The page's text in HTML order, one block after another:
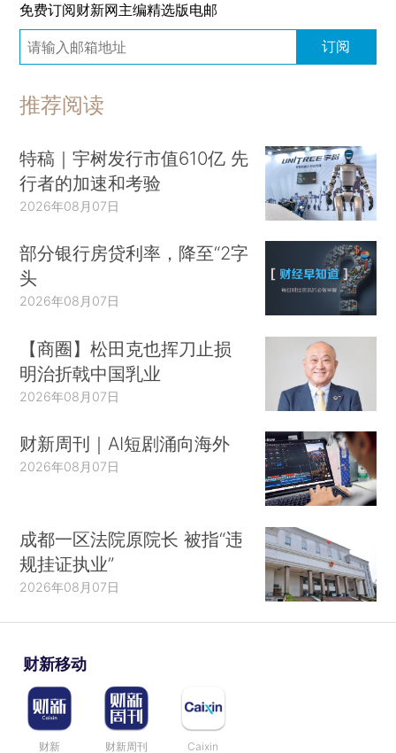
免费订阅财新网主编精选版电邮
订阅
推荐阅读
特稿｜宇树发行市值610亿 先
行者的加速和考验
2026年08月07日
部分银行房贷利率，降至“2字
头
2026年08月07日
【商圈】松田克也挥刀止损
明治折戟中国乳业
2026年08月07日
财新周刊｜AI短剧涌向海外
2026年08月07日
成都一区法院原院长 被指“违
规挂证执业”
2026年08月07日
财新移动
财新 财新周刊 Caixin